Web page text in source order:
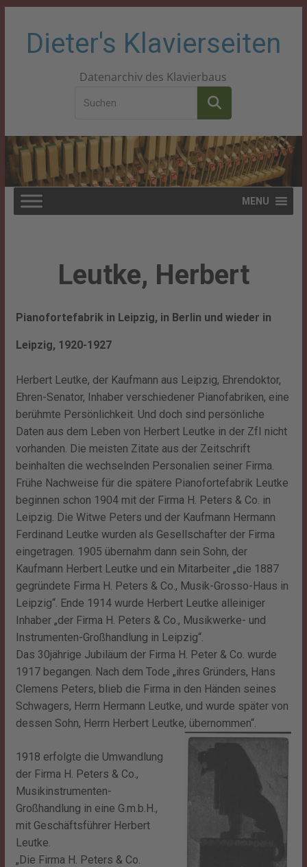
Dieter's Klavierseiten
Datenarchiv des Klavierbaus
MENU
Leutke, Herbert
Pianofortefabrik in Leipzig, in Berlin und wieder in
Leipzig, 1920-1927
Herbert Leutke, der Kaufmann aus Leipzig, Ehrendoktor,
Ehren-Senator, Inhaber verschiedener Pianofabriken, eine
berühmte Persönlichkeit. Und doch sind persönliche
Daten aus dem Leben von Herbert Leutke in der ZfI nicht
vorhanden. Die meisten Zitate aus der Zeitschrift
beinhalten die wechselnden Personalien seiner Firma.
Frühe Nachweise für die spätere Pianofortefabrik Leutke
beginnen schon 1904 mit der Firma H. Peters & Co. in
Leipzig. Die Witwe Peters und der Kaufmann Hermann
Ferdinand Leutke wurden als Gesellschafter der Firma
eingetragen. 1905 übernahm dann sein Sohn, der
Kaufmann Herbert Leutke und ein Mitarbeiter „die 1887
gegründete Firma H. Peters & Co., Musik-Grosso-Haus in
Leipzig“. Ende 1914 wurde Herbert Leutke alleiniger
Inhaber „der Firma H. Peters & Co., Musikwerke- und
Instrumenten-Großhandlung in Leipzig“.
Das 30jährige Jubiläum der Firma H. Peter & Co. wurde
1917 begangen. Nach dem Tode „ihres Gründers, Hans
Clemens Peters, blieb die Firma in den Händen seines
Schwagers, Herrn Hermann Leutke, und wurde später von
dessen Sohn, Herrn Herbert Leutke, übernommen“.
1918 erfolgte die Umwandlung
der Firma H. Peters & Co.,
Musikinstrumenten-
Großhandlung in eine G.m.b.H.,
mit Geschäftsführer Herbert
Leutke.
„Die Firma H. Peters & Co.